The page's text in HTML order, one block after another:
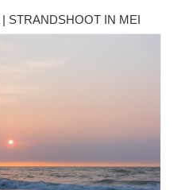
STRANDSHOOT IN MEI